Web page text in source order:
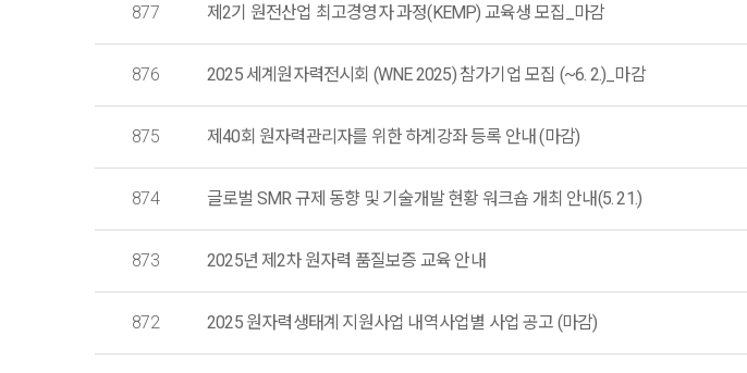
877 제2기 원전산업 최고경영자 과정(KEMP) 교육생 모집_마감
876 2025 세계원자력전시회 (WNE 2025) 참가기업 모집 (~6. 2.)_마감
875 제40회 원자력관리자를 위한 하계강좌 등록 안내 (마감)
874 글로벌 SMR 규제 동향 및 기술개발 현황 워크숍 개최 안내(5. 21.)
873 2025년 제2차 원자력 품질보증 교육 안내
872 2025 원자력생태계 지원사업 내역사업별 사업 공고 (마감)